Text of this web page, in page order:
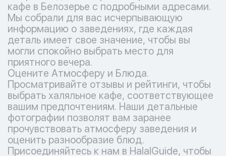
кафе в Белозерье с подробными адресами.
Мы собрали для вас исчерпывающую
информацию о заведениях, где каждая
деталь имеет свое значение, чтобы вы
могли спокойно выбрать место для
приятного вечера.
Оцените Атмосферу и Блюда.
Просматривайте отзывы и рейтинги, чтобы
выбрать халяльное кафе, соответствующее
вашим предпочтениям. Наши детальные
фотографии позволят вам заранее
прочувствовать атмосферу заведения и
оценить разнообразие блюд.
Присоединяйтесь к нам в HalalGuide, чтобы